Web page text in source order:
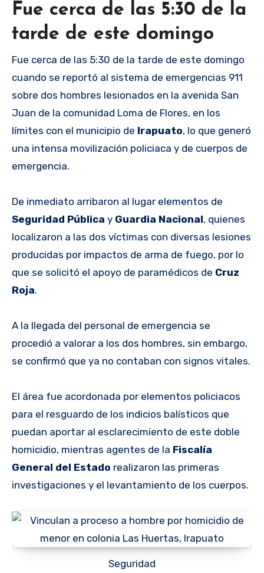
Fue cerca de las 5:30 de la
tarde de este domingo
Fue cerca de las 5:30 de la tarde de este domingo
cuando se reportó al sistema de emergencias 911
sobre dos hombres lesionados en la avenida San
Juan de la comunidad Loma de Flores, en los
límites con el municipio de Irapuato, lo que generó
una intensa movilización policiaca y de cuerpos de
emergencia.
De inmediato arribaron al lugar elementos de
Seguridad Pública y Guardia Nacional, quienes
localizaron a las dos víctimas con diversas lesiones
producidas por impactos de arma de fuego, por lo
que se solicitó el apoyo de paramédicos de Cruz
Roja.
A la llegada del personal de emergencia se
procedió a valorar a los dos hombres, sin embargo,
se confirmó que ya no contaban con signos vitales.
El área fue acordonada por elementos policiacos
para el resguardo de los indicios balísticos que
puedan aportar al esclarecimiento de este doble
homicidio, mientras agentes de la Fiscalía
General del Estado realizaron las primeras
investigaciones y el levantamiento de los cuerpos.
Seguridad